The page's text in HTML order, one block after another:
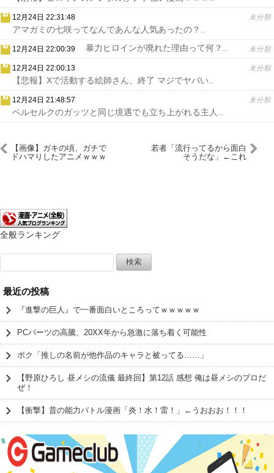
12月24日 22:31:48 未分類
アマガミの七咲ってなんであんな人気あったの？..
12月24日 22:00:39 未分類
暴力ヒロインが廃れた理由って何？..
12月24日 22:00:13 未分類
【悲報】Xで活動する絵師さん、終了 マジでヤバい..
12月24日 21:48:57 未分類
ベルセルクのガッツと同じ境遇でも立ち上がれる主人..
【画像】ガキの頃、ガチで
ドハマりしたアニメｗｗｗ
若者「流行ってるから面白
そうだな」←これ
全般ランキング
索:
最近の投稿
『進撃の巨人』で一番面白いところってｗｗｗｗｗ
PCパーツの高騰、20XX年から急激に落ち着く可能性
ボク「推しの名前が他作品のキャラと被ってる……」
【野原ひろし 昼メシの流儀 最終回】第12話 感想 俺は昼メシのプロだ
ぜ！
【衝撃】昔の能力バトル漫画「炎！水！雷！」←うおおお！！！